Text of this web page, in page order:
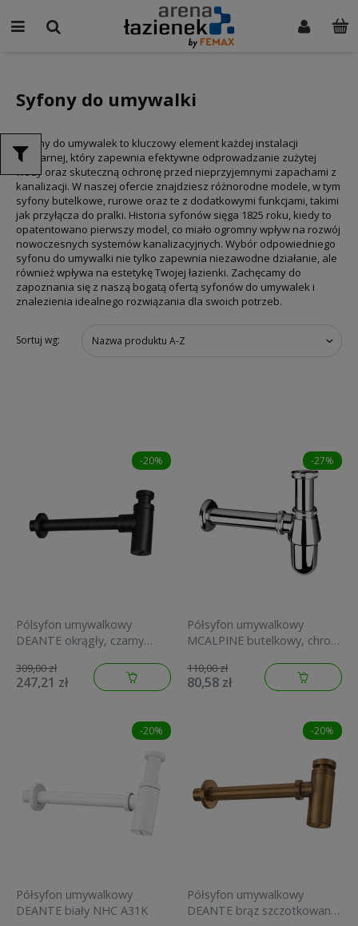
Syfony do umywalki
Syfony do umywalek to kluczowy element każdej instalacji
sanitarnej, który zapewnia efektywne odprowadzanie zużytej
wody oraz skuteczną ochronę przed nieprzyjemnymi zapachami z
kanalizacji. W naszej ofercie znajdziesz różnorodne modele, w tym
syfony butelkowe, rurowe oraz te z dodatkowymi funkcjami, takimi
jak przyłącza do pralki. Historia syfonów sięga 1825 roku, kiedy to
opatentowano pierwszy model, co miało ogromny wpływ na rozwój
nowoczesnych systemów kanalizacyjnych. Wybór odpowiedniego
syfonu do umywalki nie tylko zapewnia niezawodne działanie, ale
również wpływa na estetykę Twojej łazienki. Zachęcamy do
zapoznania się z naszą bogatą ofertą syfonów do umywalek i
znalezienia idealnego rozwiązania dla swoich potrzeb.
Sortuj wg: Nazwa produktu A-Z
-20%
Pólsyfon umywalkowy
DEANTE okrągły, czarny
309,00 zł
247,21 zł
-27%
Półsyfon umywalkowy
MCALPINE butelkowy, chrom
110,00 zł
80,58 zł
-20%
Półsyfon umywalkowy
DEANTE biały NHC A31K
-20%
Półsyfon umywalkowy
DEANTE brąz szczotkowany